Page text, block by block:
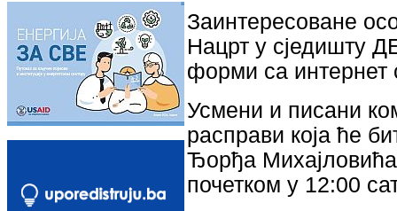
Заинтересоване
Нацрт у сједишту
форми са интернет
Усмени и писани
расправи која ће
Ђорђа Михајловића
почетком у 12:00